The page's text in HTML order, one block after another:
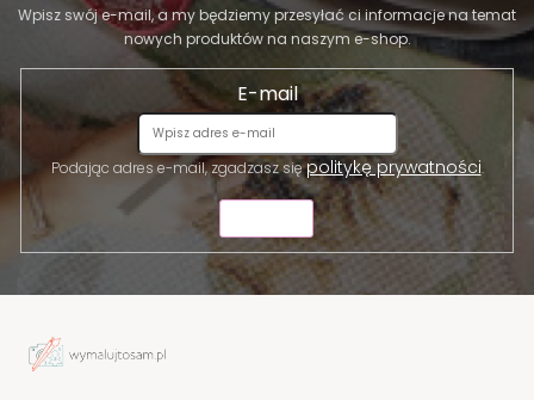
Wpisz swój e-mail, a my będziemy przesyłać ci informacje na temat
nowych produktów na naszym e-shop.
E-mail
Podając adres e-mail, zgadzasz siępolitykę prywatności.